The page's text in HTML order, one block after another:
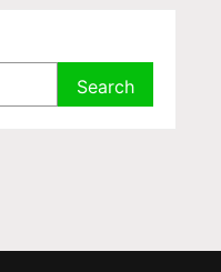
Search